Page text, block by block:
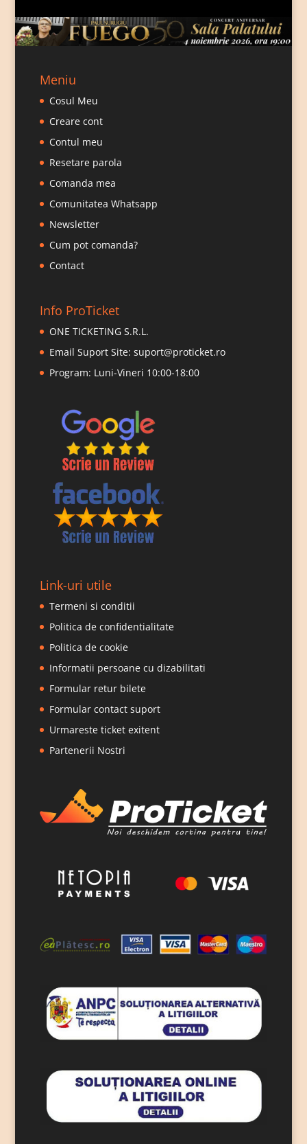
Meniu
Cosul Meu
Creare cont
Contul meu
Resetare parola
Comanda mea
Comunitatea Whatsapp
Newsletter
Cum pot comanda?
Contact
Info ProTicket
ONE TICKETING S.R.L.
Email Suport Site: suport@proticket.ro
Program: Luni-Vineri 10:00-18:00
Link-uri utile
Termeni si conditii
Politica de confidentialitate
Politica de cookie
Informatii persoane cu dizabilitati
Formular retur bilete
Formular contact suport
Urmareste ticket exitent
Partenerii Nostri